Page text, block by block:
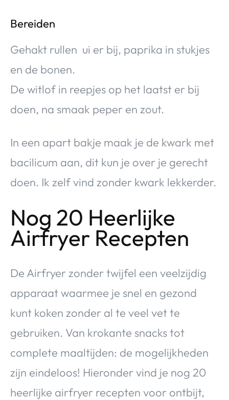
Bereiden
Gehakt rullen ui er bij, paprika in stukjes
en de bonen.
De witlof in reepjes op het laatst er bij
doen, na smaak peper en zout.
In een apart bakje maak je de kwark met
bacilicum aan, dit kun je over je gerecht
doen. Ik zelf vind zonder kwark lekkerder.
Nog 20 Heerlijke
Airfryer Recepten
De Airfryer zonder twijfel een veelzijdig
apparaat waarmee je snel en gezond
kunt koken zonder al te veel vet te
gebruiken. Van krokante snacks tot
complete maaltijden: de mogelijkheden
zijn eindeloos! Hieronder vind je nog 20
heerlijke airfryer recepten voor ontbijt,